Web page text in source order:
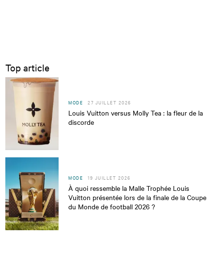
Top article
MODE 27 JUILLET 2026
Louis Vuitton versus Molly Tea : la fleur de la
discorde
MODE 19 JUILLET 2026
À quoi ressemble la Malle Trophée Louis
Vuitton présentée lors de la finale de la Coupe
du Monde de football 2026 ?